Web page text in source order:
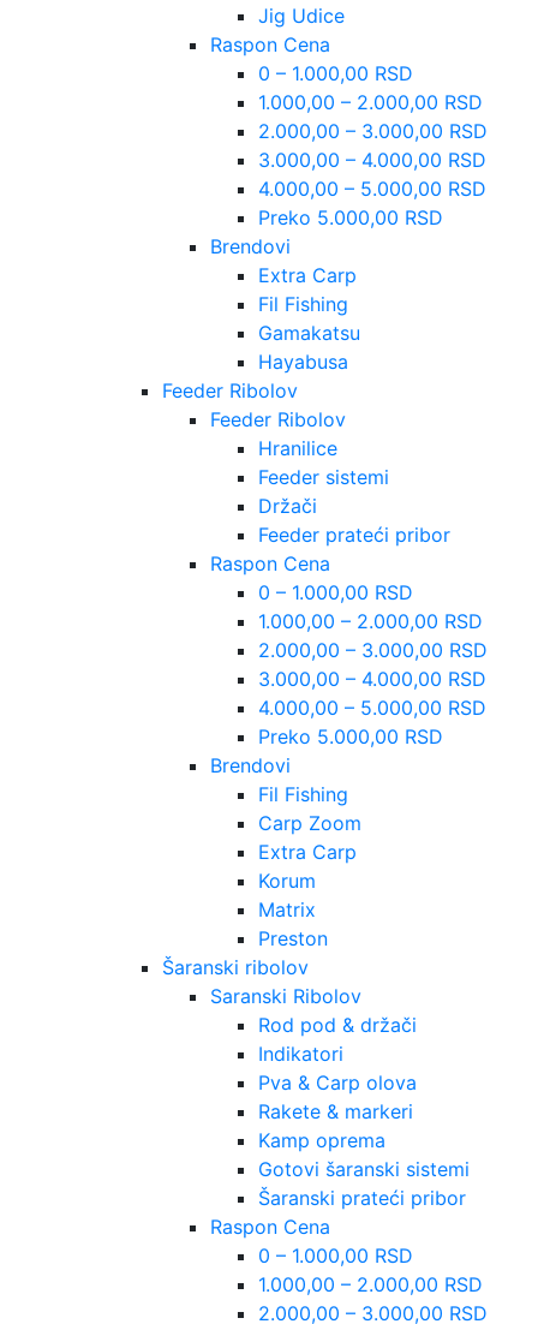
Jig Udice
Raspon Cena
0 – 1.000,00 RSD
1.000,00 – 2.000,00 RSD
2.000,00 – 3.000,00 RSD
3.000,00 – 4.000,00 RSD
4.000,00 – 5.000,00 RSD
Preko 5.000,00 RSD
Brendovi
Extra Carp
Fil Fishing
Gamakatsu
Hayabusa
Feeder Ribolov
Feeder Ribolov
Hranilice
Feeder sistemi
Držači
Feeder prateći pribor
Raspon Cena
0 – 1.000,00 RSD
1.000,00 – 2.000,00 RSD
2.000,00 – 3.000,00 RSD
3.000,00 – 4.000,00 RSD
4.000,00 – 5.000,00 RSD
Preko 5.000,00 RSD
Brendovi
Fil Fishing
Carp Zoom
Extra Carp
Korum
Matrix
Preston
Šaranski ribolov
Saranski Ribolov
Rod pod & držači
Indikatori
Pva & Carp olova
Rakete & markeri
Kamp oprema
Gotovi šaranski sistemi
Šaranski prateći pribor
Raspon Cena
0 – 1.000,00 RSD
1.000,00 – 2.000,00 RSD
2.000,00 – 3.000,00 RSD